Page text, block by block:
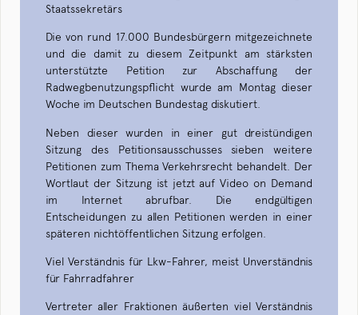
Staatssekretärs
Die von rund 17.000 Bundesbürgern mitgezeichnete
und die damit zu diesem Zeitpunkt am stärksten
unterstützte Petition zur Abschaffung der
Radwegbenutzungspflicht wurde am Montag dieser
Woche im Deutschen Bundestag diskutiert.
Neben dieser wurden in einer gut dreistündigen
Sitzung des Petitionsausschusses sieben weitere
Petitionen zum Thema Verkehrsrecht behandelt. Der
Wortlaut der Sitzung ist jetzt auf Video on Demand
im Internet abrufbar. Die endgültigen
Entscheidungen zu allen Petitionen werden in einer
späteren nichtöffentlichen Sitzung erfolgen.
Viel Verständnis für Lkw-Fahrer, meist Unverständnis
für Fahrradfahrer
Vertreter aller Fraktionen äußerten viel Verständnis